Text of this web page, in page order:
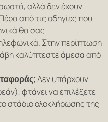
αλλά δεν έχουν
από τις οδηγίες που
θα σας
Στην περίπτωση
καλύπτεστε άμεσα από
Δεν υπάρχουν
φτάνει να επιλέξετε
στάδιο ολοκλήρωσης της